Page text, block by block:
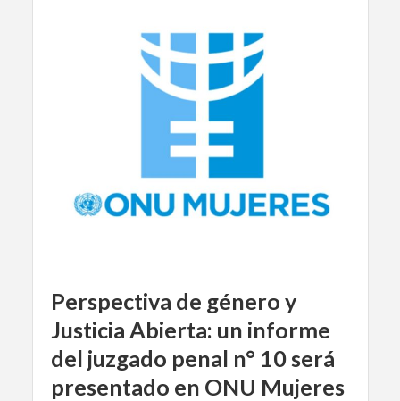
Perspectiva de género y
Justicia Abierta: un informe
del juzgado penal n° 10 será
presentado en ONU Mujeres